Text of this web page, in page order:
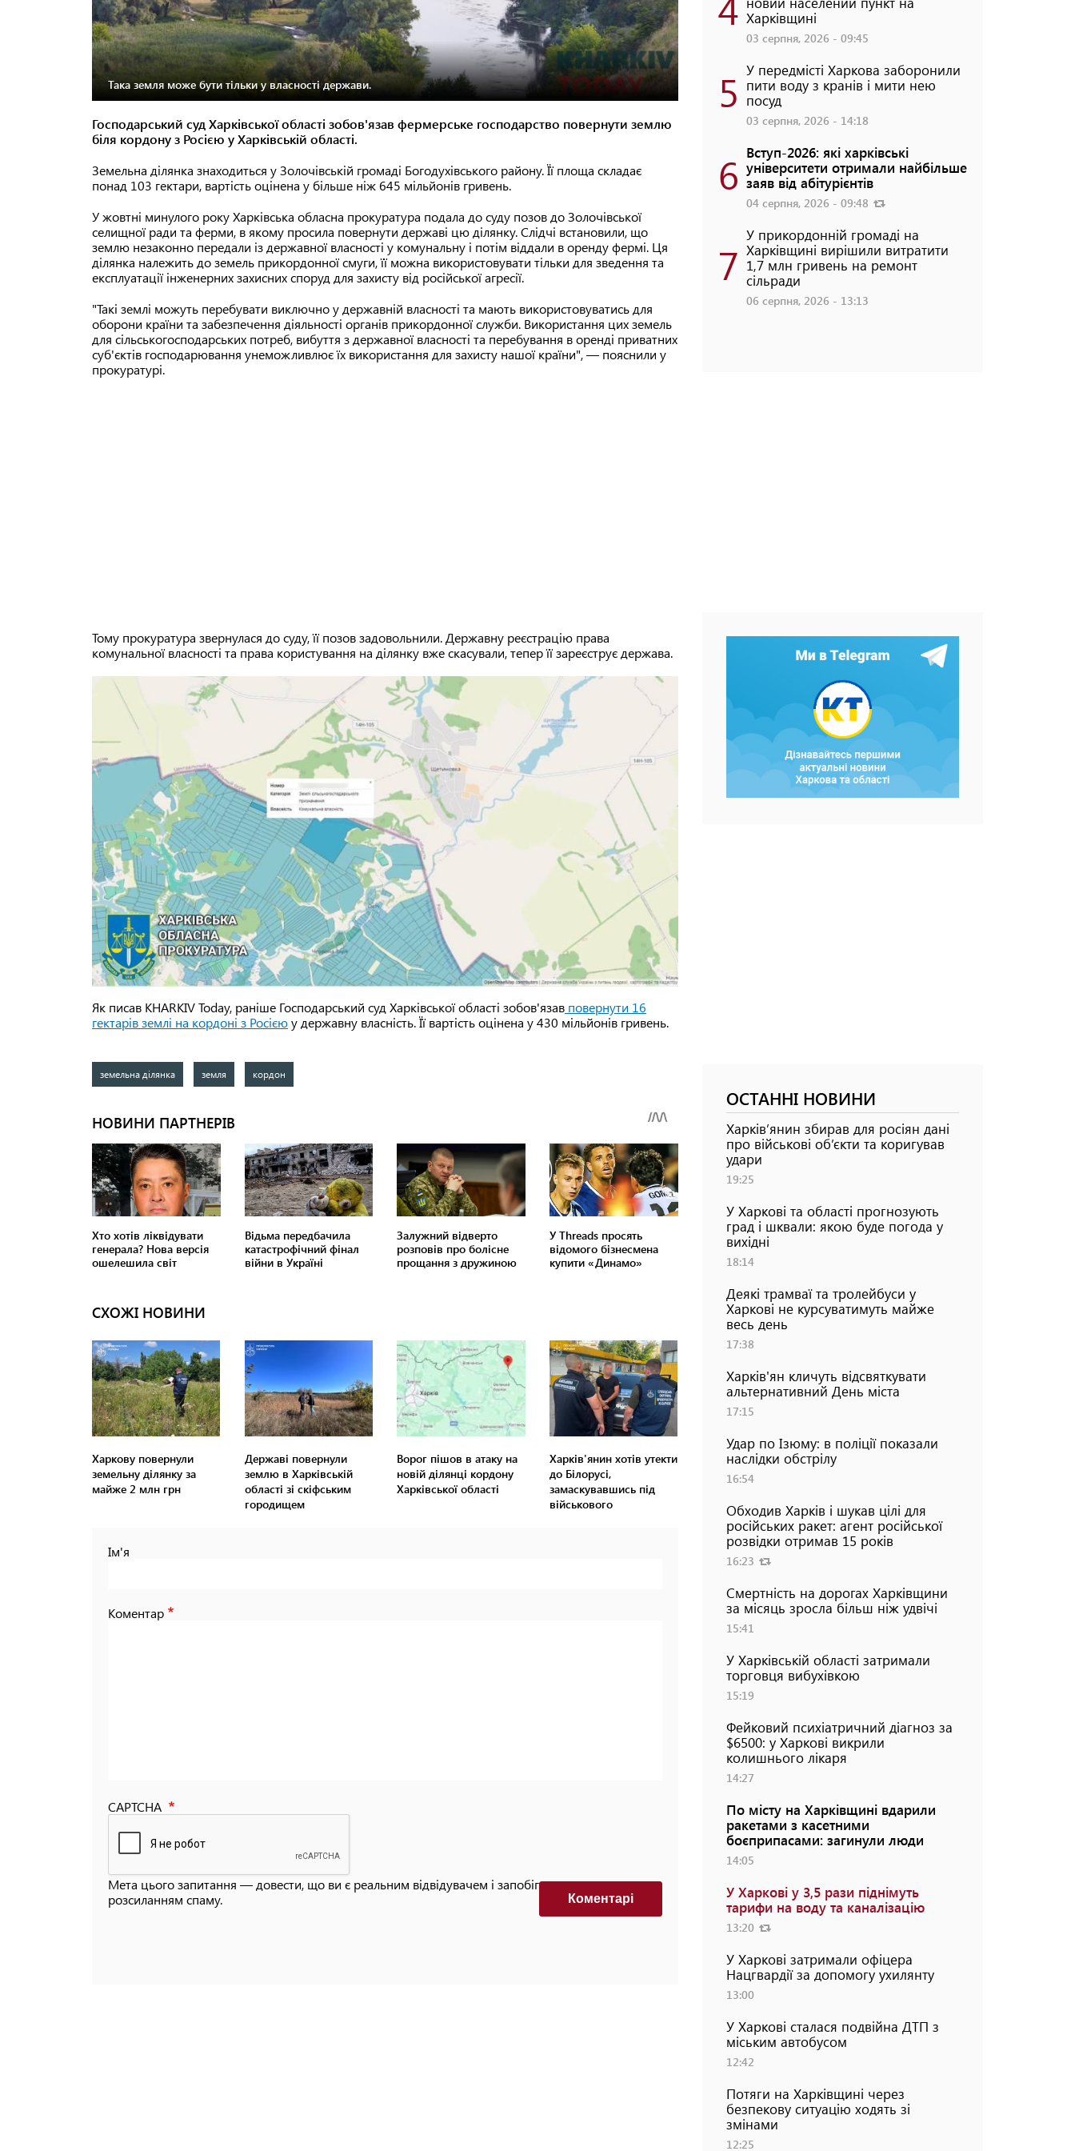
Така земля може бути тільки у власності держави.
Господарський суд Харківської області зобов'язав фермерське господарство повернути землю
біля кордону з Росією у Харківській області.
Земельна ділянка знаходиться у Золочівській громаді Богодухівського району. Її площа складає
понад 103 гектари, вартість оцінена у більше ніж 645 мільйонів гривень.
У жовтні минулого року Харківська обласна прокуратура подала до суду позов до Золочівської
селищної ради та ферми, в якому просила повернути державі цю ділянку. Слідчі встановили, що
землю незаконно передали із державної власності у комунальну і потім віддали в оренду фермі. Ця
ділянка належить до земель прикордонної смуги, її можна використовувати тільки для зведення та
експлуатації інженерних захисних споруд для захисту від російської агресії.
"Такі землі можуть перебувати виключно у державній власності та мають використовуватись для
оборони країни та забезпечення діяльності органів прикордонної служби. Використання цих земель
для сільськогосподарських потреб, вибуття з державної власності та перебування в оренді приватних
суб'єктів господарювання унеможливлює їх використання для захисту нашої країни", — пояснили у
прокуратурі.
Тому прокуратура звернулася до суду, її позов задовольнили. Державну реєстрацію права
комунальної власності та права користування на ділянку вже скасували, тепер її зареєструє держава.
Як писав KHARKIV Today, раніше Господарський суд Харківської області зобов'язав повернути 16
гектарів землі на кордоні з Росієюу державну власність. Її вартість оцінена у 430 мільйонів гривень.
земельна ділянка земля кордон
СХОЖІ НОВИНИ
Харкову повернули
земельну ділянку за
майже 2 млн грн
Державі повернули
землю в Харківській
області зі скіфським
городищем
Ворог пішов в атаку на
новій ділянці кордону
Харківської області
Харків'янин хотів утекти
до Білорусі,
замаскувавшись під
військового
Ім'я
Коментар
CAPTCHA
Мета цього запитання — довести, що ви є реальним відвідувачем і запобігти автоматизованим
розсиланням спаму.
Коментарi
Харківщині
03 серпня, 2026 - 09:45
5 У передмісті Харкова заборонили
пити воду з кранів і мити нею
посуд
03 серпня, 2026 - 14:18
6 Вступ-2026: які харківські
університети отримали найбільше
заяв від абітурієнтів
04 серпня, 2026 - 09:48
7
У прикордонній громаді на
Харківщині вирішили витратити
1,7 млн гривень на ремонт
сільради
06 серпня, 2026 - 13:13
ОСТАННІ НОВИНИ
Харків’янин збирав для росіян дані
про військові об’єкти та коригував
удари
19:25
У Харкові та області прогнозують
град і шквали: якою буде погода у
вихідні
18:14
Деякі трамваї та тролейбуси у
Харкові не курсуватимуть майже
весь день
17:38
Харків'ян кличуть відсвяткувати
альтернативний День міста
17:15
Удар по Ізюму: в поліції показали
наслідки обстрілу
16:54
Обходив Харків і шукав цілі для
російських ракет: агент російської
розвідки отримав 15 років
16:23
Смертність на дорогах Харківщини
за місяць зросла більш ніж удвічі
15:41
У Харківській області затримали
торговця вибухівкою
15:19
Фейковий психіатричний діагноз за
$6500: у Харкові викрили
колишнього лікаря
14:27
По місту на Харківщині вдарили
ракетами з касетними
боєприпасами: загинули люди
14:05
У Харкові у 3,5 рази піднімуть
тарифи на воду та каналізацію
13:20
У Харкові затримали офіцера
Нацгвардії за допомогу ухилянту
13:00
У Харкові сталася подвійна ДТП з
міським автобусом
12:42
Потяги на Харківщині через
безпекову ситуацію ходять зі
змінами
12:25